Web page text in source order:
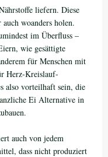
liefern. Diese
woanders holen.
im Überfluss –
wie gesättigte
für Menschen mit
Herz-Kreislauf-
also vorteilhaft sein, die
Ei Alternative in
auch von jedem
dass nicht produziert